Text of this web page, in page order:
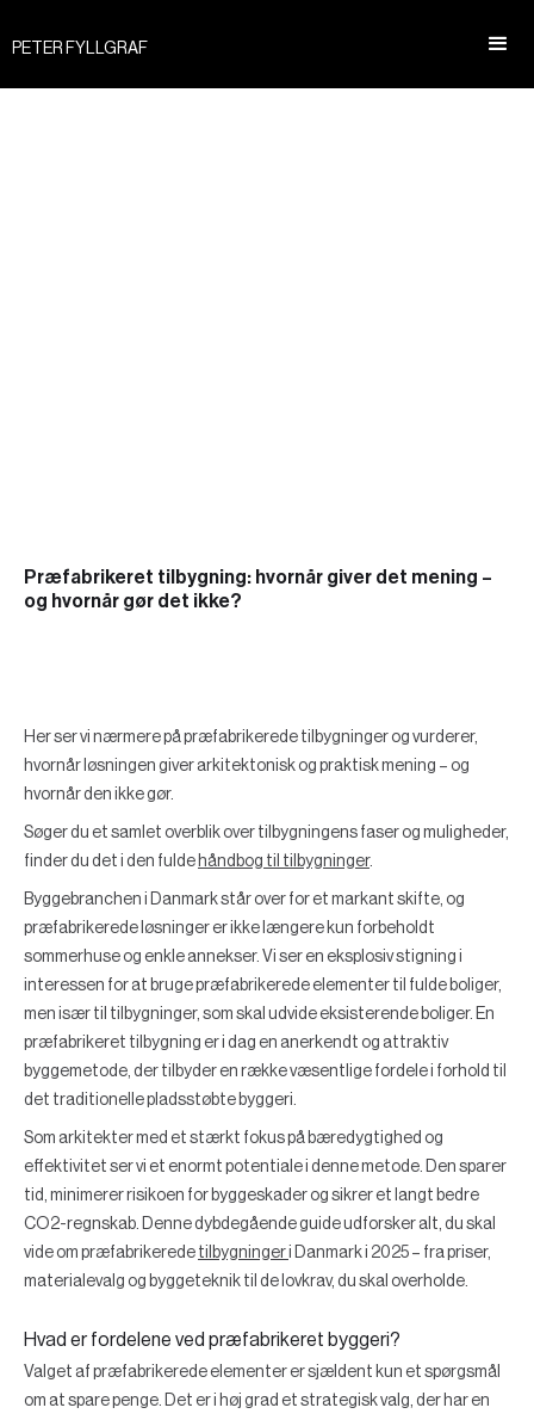
PETER FYLLGRAF
Præfabrikeret tilbygning: hvornår giver det mening –
og hvornår gør det ikke?
Her ser vi nærmere på præfabrikerede tilbygninger og vurderer,
hvornår løsningen giver arkitektonisk og praktisk mening – og
hvornår den ikke gør.
Søger du et samlet overblik over tilbygningens faser og muligheder,
finder du det i den fulde håndbog til tilbygninger.
Byggebranchen i Danmark står over for et markant skifte, og
præfabrikerede løsninger er ikke længere kun forbeholdt
sommerhuse og enkle annekser. Vi ser en eksplosiv stigning i
interessen for at bruge præfabrikerede elementer til fulde boliger,
men især til tilbygninger, som skal udvide eksisterende boliger. En
præfabrikeret tilbygning er i dag en anerkendt og attraktiv
byggemetode, der tilbyder en række væsentlige fordele i forhold til
det traditionelle pladsstøbte byggeri.
Som arkitekter med et stærkt fokus på bæredygtighed og
effektivitet ser vi et enormt potentiale i denne metode. Den sparer
tid, minimerer risikoen for byggeskader og sikrer et langt bedre
CO2-regnskab. Denne dybdegående guide udforsker alt, du skal
vide om præfabrikerede tilbygningeri Danmark i 2025 – fra priser,
materialevalg og byggeteknik til de lovkrav, du skal overholde.
Hvad er fordelene ved præfabrikeret byggeri?
Valget af præfabrikerede elementer er sjældent kun et spørgsmål
om at spare penge. Det er i høj grad et strategisk valg, der har en